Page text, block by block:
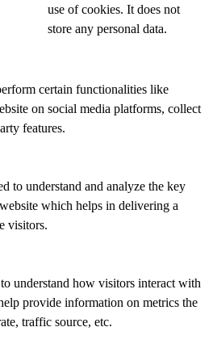
use of cookies. It does not
store any personal data.
certain functionalities like
on social media platforms, collect
features.
to understand and analyze the key
which helps in delivering a
visitors.
understand how visitors interact with
provide information on metrics the
traffic source, etc.